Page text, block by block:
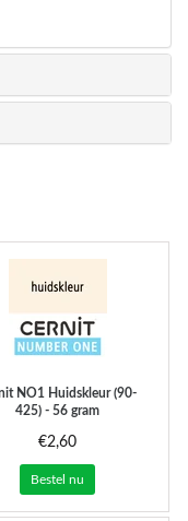
NO1 Huidskleur (90-
425) - 56 gram
€2,60
Bestel nu